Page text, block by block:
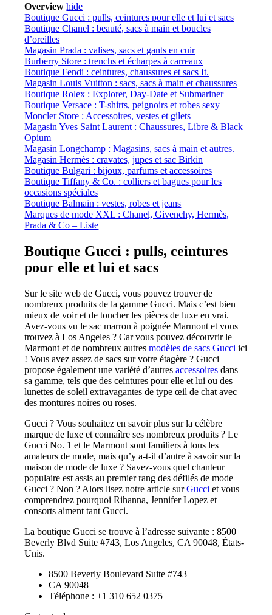
Overview hide
Boutique Gucci : pulls, ceintures pour elle et lui et sacs
Boutique Chanel : beauté, sacs à main et boucles
d’oreilles
Magasin Prada : valises, sacs et gants en cuir
Burberry Store : trenchs et écharpes à carreaux
Boutique Fendi : ceintures, chaussures et sacs It.
Magasin Louis Vuitton : sacs, sacs à main et chaussures
Boutique Rolex : Explorer, Day-Date et Submariner
Boutique Versace : T-shirts, peignoirs et robes sexy
Moncler Store : Accessoires, vestes et gilets
Magasin Yves Saint Laurent : Chaussures, Libre & Black
Opium
Magasin Longchamp : Magasins, sacs à main et autres.
Magasin Hermès : cravates, jupes et sac Birkin
Boutique Bulgari : bijoux, parfums et accessoires
Boutique Tiffany & Co. : colliers et bagues pour les
occasions spéciales
Boutique Balmain : vestes, robes et jeans
Marques de mode XXL : Chanel, Givenchy, Hermès,
Prada & Co – Liste
Boutique Gucci : pulls, ceintures
pour elle et lui et sacs
Sur le site web de Gucci, vous pouvez trouver de
nombreux produits de la gamme Gucci. Mais c’est bien
mieux de voir et de toucher les pièces de luxe en vrai.
Avez-vous vu le sac marron à poignée Marmont et vous
trouvez à Los Angeles ? Car vous pouvez découvrir le
Marmont et de nombreux autresmodèles de sacs Gucci ici
! Vous avez assez de sacs sur votre étagère ? Gucci
propose également une variété d’autresaccessoires dans
sa gamme, tels que des ceintures pour elle et lui ou des
lunettes de soleil extravagantes de type œil de chat avec
des montures noires ou roses.
Gucci ? Vous souhaitez en savoir plus sur la célèbre
marque de luxe et connaître ses nombreux produits ? Le
Gucci No. 1 et le Marmont sont familiers à tous les
amateurs de mode, mais qu’y a-t-il d’autre à savoir sur la
maison de mode de luxe ? Savez-vous quel chanteur
populaire est assis au premier rang des défilés de mode
Gucci ? Non ? Alors lisez notre article surGucci et vous
comprendrez pourquoi Rihanna, Jennifer Lopez et
consorts aiment tant Gucci.
La boutique Gucci se trouve à l’adresse suivante : 8500
Beverly Blvd Suite #743, Los Angeles, CA 90048, États-
Unis.
8500 Beverly Boulevard Suite #743
CA 90048
Téléphone : +1 310 652 0375